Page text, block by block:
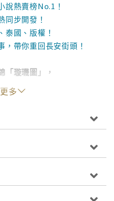
熱賣榜No.1！
步開發！
國、版權！
帶你重回長安街頭！
「璇璣圖」，
、危機四伏？
成為曠世殺局……
寒未了，一隊神策軍正護
行人馬紛紛倒地。劫道者
多